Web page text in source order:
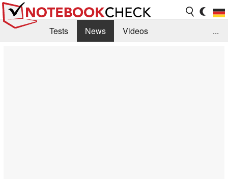
Tests News
Videos
...